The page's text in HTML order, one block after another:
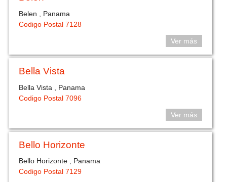
Belen , Panama
Codigo Postal 7128
Ver más
Bella Vista
Bella Vista , Panama
Codigo Postal 7096
Ver más
Bello Horizonte
Bello Horizonte , Panama
Codigo Postal 7129